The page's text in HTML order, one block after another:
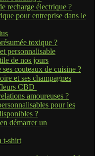
recharge électrique ?
pour entreprise dans le
toxique ?
personnalisable
de nos jours
couteaux de cuisine ?
et ses champagnes
CBD
amoureuses ?
pour les
?
démarrer un
t-shirt